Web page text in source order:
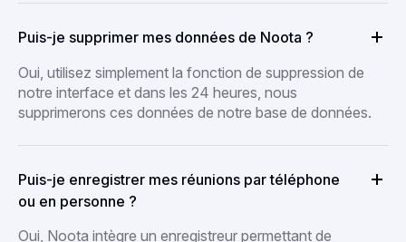
Puis-je supprimer mes données de Noota ?
Oui, utilisez simplement la fonction de suppression de
notre interface et dans les 24 heures, nous
supprimerons ces données de notre base de données.
Puis-je enregistrer mes réunions par téléphone
ou en personne ?
Oui, Noota intègre un enregistreur permettant de